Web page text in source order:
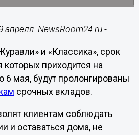
NewsRoom24.ru -
и «Классика», срок
которых приходится на
6 мая, будут пролонгированы
срочных вкладов.
клиентам соблюдать
и оставаться дома, не